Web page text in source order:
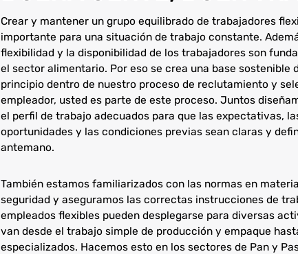
Crear y mantener un grupo equilibrado de trabajadores
importante para una situación de trabajo constante.
flexibilidad y la disponibilidad de los trabajadores son
el sector alimentario. Por eso se crea una base sostenible
principio dentro de nuestro proceso de reclutamiento y
empleador, usted es parte de este proceso. Juntos
el perfil de trabajo adecuados para que las expectativas,
oportunidades y las condiciones previas sean claras y
antemano.
También estamos familiarizados con las normas en
seguridad y aseguramos las correctas instrucciones de
empleados flexibles pueden desplegarse para diversas
van desde el trabajo simple de producción y empaque
especializados. Hacemos esto en los sectores de Pan y